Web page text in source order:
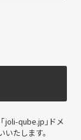
joli-qube.jp」ドメ
たします。